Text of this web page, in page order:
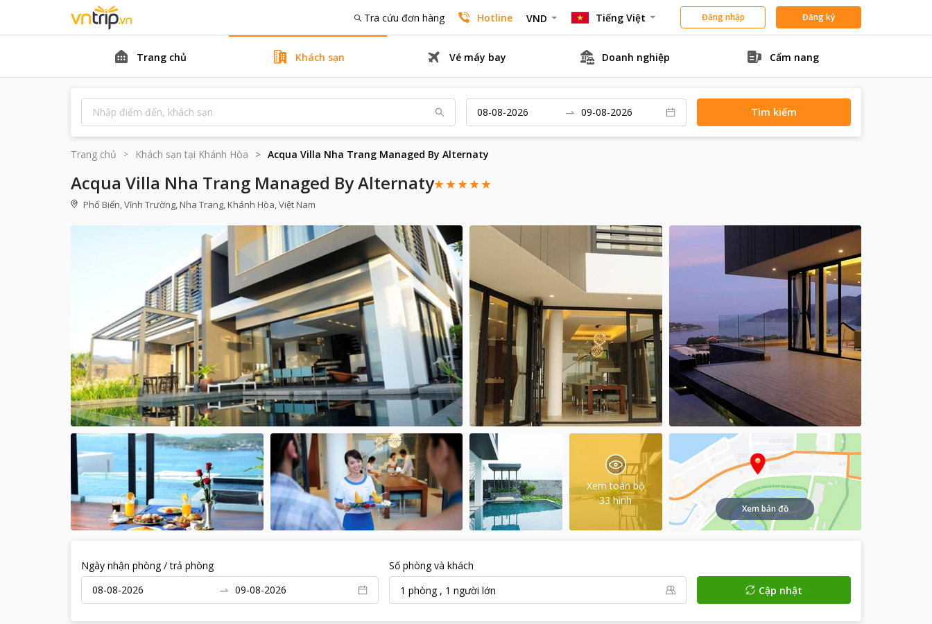
Tra cứu đơn hàng Hotline VND Tiếng Việt Đăng nhập Đăng ký
Trang chủ Khách sạn Vé máy bay Doanh nghiệp Cẩm nang
Tìm kiếm
Trang chủ Khách sạn tại Khánh Hòa Acqua Villa Nha Trang Managed By Alternaty
Acqua Villa Nha Trang Managed By Alternaty
Phố Biển, Vĩnh Trường, Nha Trang, Khánh Hòa, Việt Nam
Xem toàn bộ
33 hình
Xem bản đồ
Ngày nhận phòng / trả phòng
Số phòng và khách
1 phòng, 1 người lớn Cập nhật